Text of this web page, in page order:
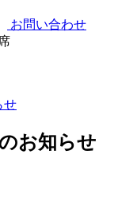
お問い合わせ
せ
お知らせ